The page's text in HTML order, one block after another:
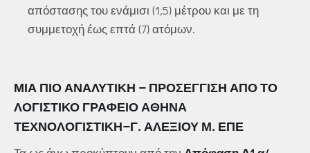
απόστασης του ενάμισι (1,5) μέτρου και με τη
συμμετοχή έως επτά (7) ατόμων.
ΜΙΑ ΠΙΟ ΑΝΑΛΥΤΙΚΗ – ΠΡΟΣΕΓΓΙΣΗ ΑΠΟ ΤΟ
ΛΟΓΙΣΤΙΚΟ ΓΡΑΦΕΙΟ ΑΘΗΝΑ
ΤΕΧΝΟΛΟΓΙΣΤΙΚΗ–Γ. ΑΛΕΞΊΟΥ Μ. ΕΠΕ